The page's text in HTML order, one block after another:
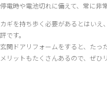
停電時や電池切れに備えて、常に非
カギを持ち歩く必要があるとはい
評です。
玄関ドアリフォームをすると、たっ
メリットもたくさんあるので、ぜひ